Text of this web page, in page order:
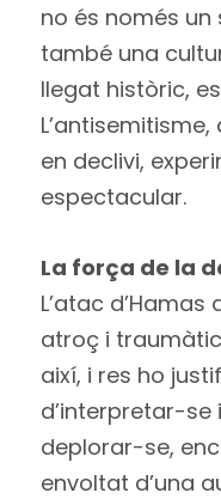
no és només un
també una
llegat històric,
en declivi,
espectacular.
La força de la
L’atac
atroç i
així, i res ho
d’interpretar-se
deplorar-se,
envoltat d’una